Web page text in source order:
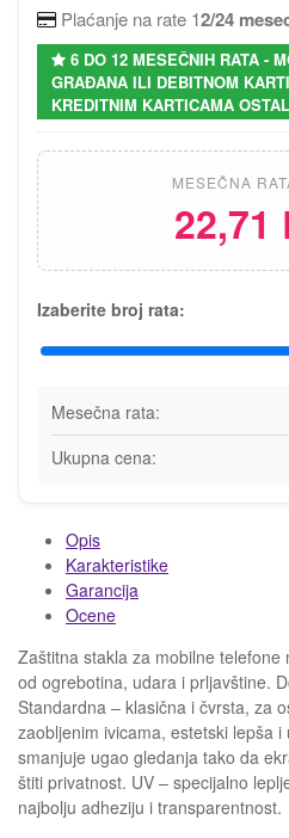
Plaćanje na rate 12/24
6 DO 12 MESEČNIH RATA -
GRAĐANA ILI DEBITNOM
KREDITNIM KARTICAMA
MESEČNA
22,71
Izaberite broj rata:
Mesečna rata:
Ukupna cena:
Opis
Karakteristike
Garancija
Ocene
Zaštitna stakla za mobilne
od ogrebotina, udara i prljavštine.
Standardna – klasična i čvrsta, za
zaobljenim ivicama, estetski lepša
smanjuje ugao gledanja tako da
štiti privatnost. UV – specijalno
najbolju adheziju i transparentnost.